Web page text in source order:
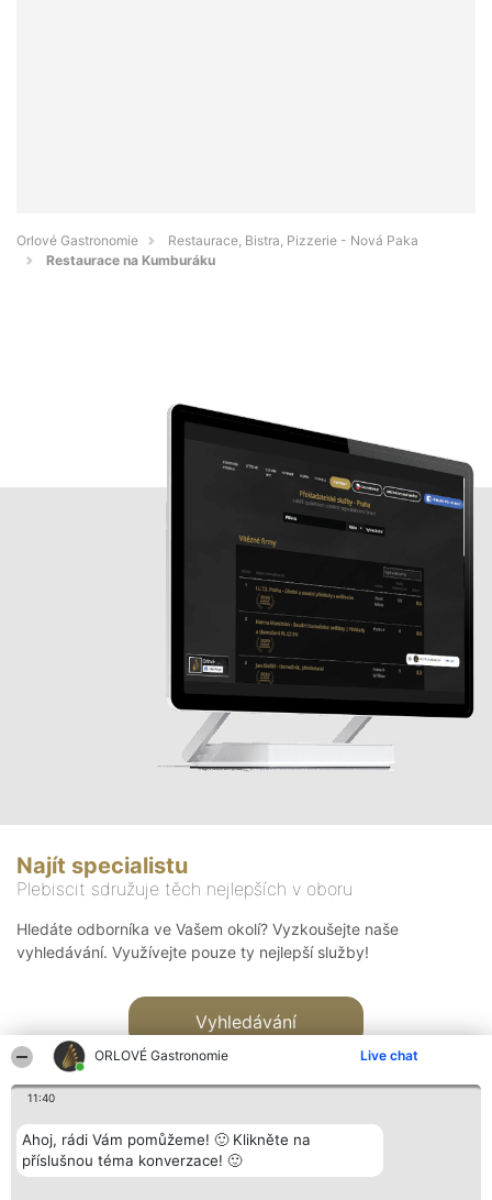
ORLOVÉ Gastronomie Live chat
11:40
Ahoj, rádi Vám pomůžeme! 🙂 Klikněte na
příslušnou téma konverzace! 🙂
Orlové Gastronomie
Restaurace, Bistra, Pizzerie - Nová Paka
Restaurace na Kumburáku
Najít specialistu
Plebiscit sdružuje těch nejlepších v oboru
Hledáte odborníka ve Vašem okolí? Vyzkoušejte naše
vyhledávání. Využívejte pouze ty nejlepší služby!
Vyhledávání